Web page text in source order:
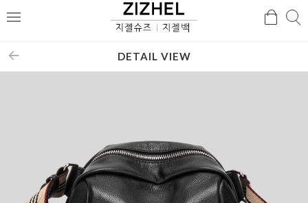
메
검
DETAIL VIEW